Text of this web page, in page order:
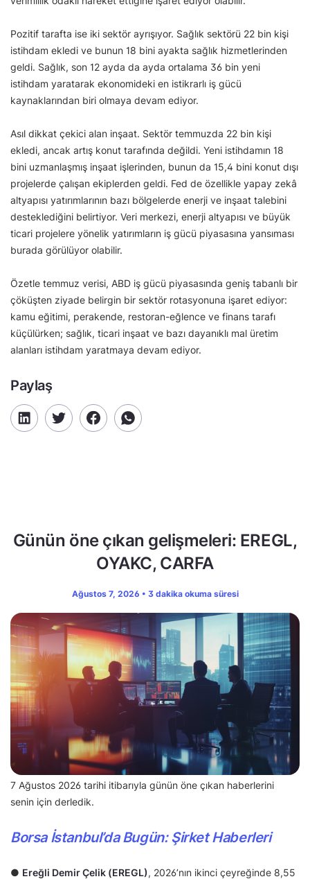
Pozitif tarafta ise iki sektör ayrışıyor. Sağlık sektörü 22 bin kişi
istihdam ekledi ve bunun 18 bini ayakta sağlık hizmetlerinden
geldi. Sağlık, son 12 ayda da ayda ortalama 36 bin yeni
istihdam yaratarak ekonomideki en istikrarlı iş gücü
kaynaklarından biri olmaya devam ediyor.
Asıl dikkat çekici alan inşaat. Sektör temmuzda 22 bin kişi
ekledi, ancak artış konut tarafında değildi. Yeni istihdamın 18
bini uzmanlaşmış inşaat işlerinden, bunun da 15,4 bini konut dışı
projelerde çalışan ekiplerden geldi. Fed de özellikle yapay zekâ
altyapısı yatırımlarının bazı bölgelerde enerji ve inşaat talebini
desteklediğini belirtiyor. Veri merkezi, enerji altyapısı ve büyük
ticari projelere yönelik yatırımların iş gücü piyasasına yansıması
burada görülüyor olabilir.
Özetle temmuz verisi, ABD iş gücü piyasasında geniş tabanlı bir
çöküşten ziyade belirgin bir sektör rotasyonuna işaret ediyor:
kamu eğitimi, perakende, restoran-eğlence ve finans tarafı
küçülürken; sağlık, ticari inşaat ve bazı dayanıklı mal üretim
alanları istihdam yaratmaya devam ediyor.
Paylaş
Günün öne çıkan gelişmeleri: EREGL,
OYAKC, CARFA
Ağustos 7, 2026 • 3 dakika okuma süresi
7 Ağustos 2026 tarihi itibarıyla günün öne çıkan haberlerini
senin için derledik.
Borsa İstanbul’da Bugün: Şirket Haberleri
● Ereğli Demir Çelik (EREGL), 2026’nın ikinci çeyreğinde 8,55